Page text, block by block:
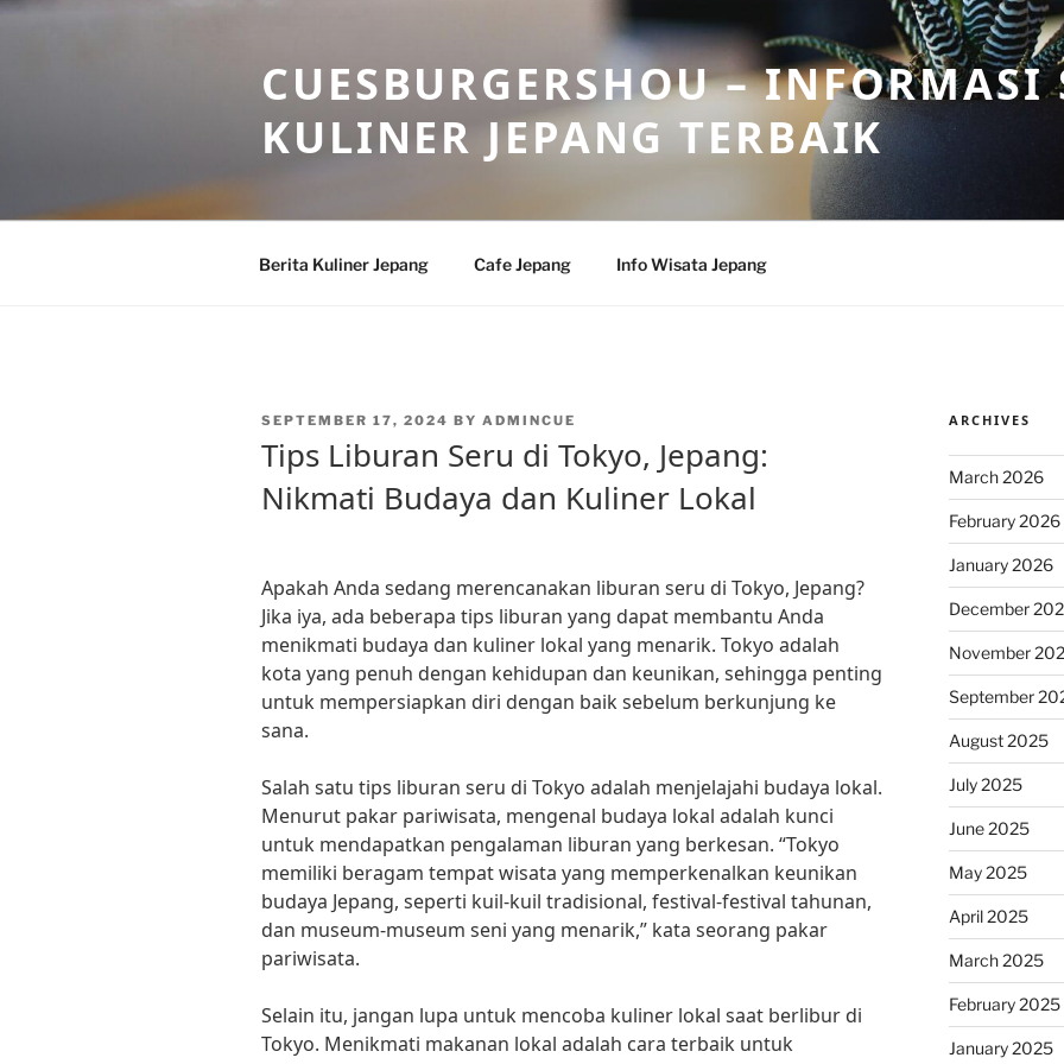
Skip
CUESBURGERSHOU – INFORMASI
KULINER JEPANG TERBAIK
Berita Kuliner Jepang Cafe Jepang Info Wisata Jepang
POSTED
SEPTEMBER 17, 2024 BY ADMINCUE
Tips Liburan Seru di Tokyo, Jepang:
Nikmati Budaya dan Kuliner Lokal
Apakah Anda sedang merencanakan liburan seru di Tokyo, Jepang?
Jika iya, ada beberapa tips liburan yang dapat membantu Anda
menikmati budaya dan kuliner lokal yang menarik. Tokyo adalah
kota yang penuh dengan kehidupan dan keunikan, sehingga penting
untuk mempersiapkan diri dengan baik sebelum berkunjung ke
sana.
Salah satu tips liburan seru di Tokyo adalah menjelajahi budaya lokal.
Menurut pakar pariwisata, mengenal budaya lokal adalah kunci
untuk mendapatkan pengalaman liburan yang berkesan. “Tokyo
memiliki beragam tempat wisata yang memperkenalkan keunikan
budaya Jepang, seperti kuil-kuil tradisional, festival-festival tahunan,
dan museum-museum seni yang menarik,” kata seorang pakar
pariwisata.
Selain itu, jangan lupa untuk mencoba kuliner lokal saat berlibur di
Tokyo. Menikmati makanan lokal adalah cara terbaik untuk
ARCHIVES
March 2026
February 2026
January 2026
December
November
September
August 2025
July 2025
June 2025
May 2025
April 2025
March 2025
February 2025
January 2025